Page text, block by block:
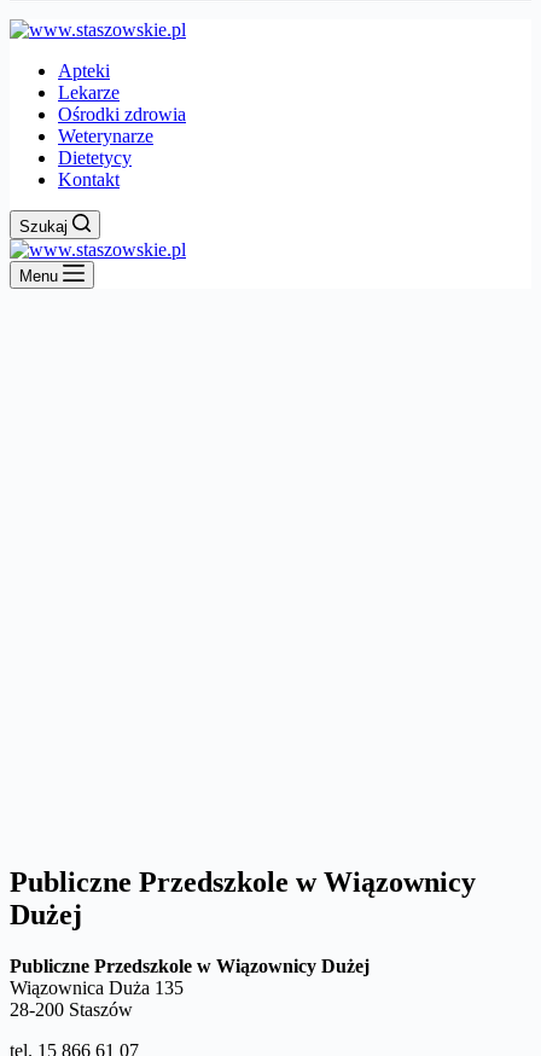
Apteki
Lekarze
Ośrodki zdrowia
Weterynarze
Dietetycy
Kontakt
Szukaj
Menu
Publiczne Przedszkole w Wiązownicy
Dużej
Publiczne Przedszkole w Wiązownicy Dużej
Wiązownica Duża 135
28-200 Staszów
tel. 15 866 61 07